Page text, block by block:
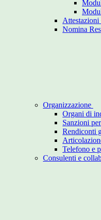
Nomina
Organizzazione
Organi di
Sanzioni
Rendiconti
Telefono e
Consulenti e